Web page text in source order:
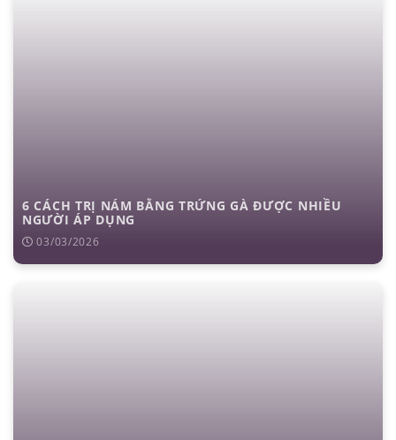
6 CÁCH TRỊ NÁM BẰNG TRỨNG GÀ ĐƯỢC NHIỀU
NGƯỜI ÁP DỤNG
03/03/2026